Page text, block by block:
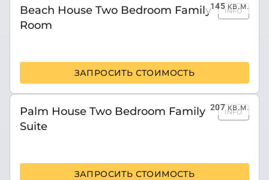
145кв.м.
Beach House Two Bedroom Family
Room
INFO
ЗАПРОСИТЬ СТОИМОСТЬ
207кв.м.
Palm House Two Bedroom Family
Suite
INFO
ЗАПРОСИТЬ СТОИМОСТЬ